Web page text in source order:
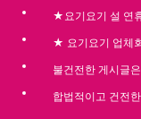
★요기요기 설 연
★ 요기요기 업체
불건전한 게시글
합법적이고 건전